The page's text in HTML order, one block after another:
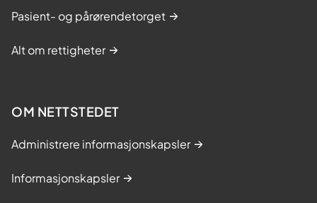
Pasient- og pårørendetorget
Alt om rettigheter
OM NETTSTEDET
Administrere informasjonskapsler
Informasjonskapsler